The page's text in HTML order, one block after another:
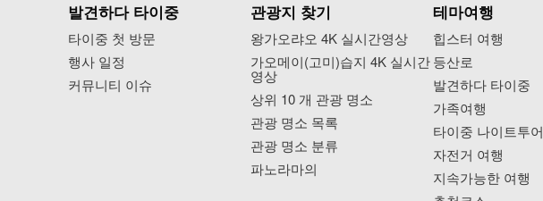
발견하다 타이중
타이중 첫 방문
행사 일정
커뮤니티 이슈
관광지 찾기
왕가오랴오 4K 실시간영상
가오메이(고미)습지 4K 실시간
영상
상위 10 개 관광 명소
관광 명소 목록
관광 명소 분류
파노라마의
테마여행
힙스터 여행
등산로
발견하다 타이중
가족여행
타이중 나이트투어
자전거 여행
지속가능한 여행